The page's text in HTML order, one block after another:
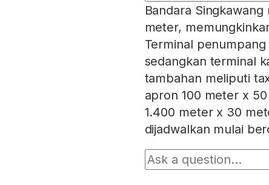
Bandara
meter,
Terminal
sedangkan terminal
tambahan meliputi
apron 100 meter x
1.400 meter x 30
dijadwalkan mulai